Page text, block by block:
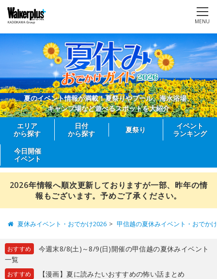
MENU
夏のイベント情報が満載！夏祭りやプール、海水浴場、
キャンプ場など遊べるスポットを大紹介
エリア
から探す
日付
から探す
夏祭り
イベント
ランキング
今日開催
イベント
2026年情報へ順次更新しておりますが一部、昨年の情
報もございます。予めご了承ください。
夏休みイベント・おでかけ2026 甲信越の夏休みイベント・おでか
おすすめ
今週末8/8(土)～8/9(日)開催の甲信越の夏休みイベント
一覧
おすすめ 【漫画】夏に読みたいおすすめの怖い話まとめ